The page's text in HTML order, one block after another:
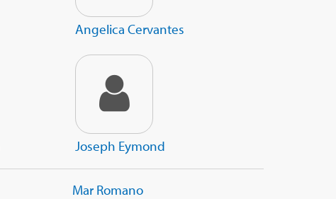
Angelica Cervantes
Joseph Eymond
Mar Romano